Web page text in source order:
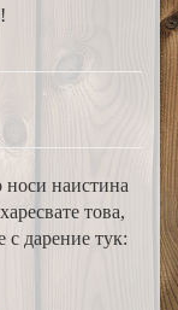
наистина
това,
с дарение тук: